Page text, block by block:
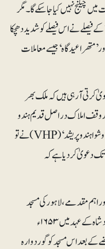
چیلنج نہیں کیا جاسکے گا۔مگر
کے فیصلے نے اس فیصلے کو شدید دھچکا
’متھرا عیدگاہ‘ جیسے معاملات
کرتی آرہی ہیں کہ ملک بھر
وقف املاک دراصل قدیم ہندو
عبادت گاہوں کی جگہ تعمیر کیے گئے تھے۔ ’وشواہندو پریشد‘ (VHP)نے تو
دعویٰ کردیا ہے کہ
مقدمے، لاہور کی مسجد
شہید گنج، کی یاد تازہ کرتی ہے جو شاہ جہاں بادشاہ کے عہد میں ۱۶۵۳ء
کے بعد اس مسجد کو گوردوارہ